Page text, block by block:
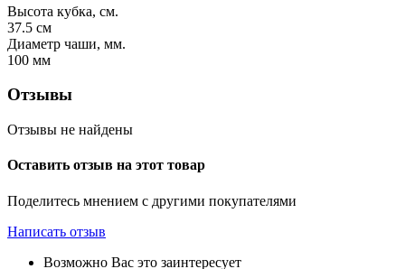
Высота кубка, см.
37.5 см
Диаметр чаши, мм.
100 мм
Отзывы
Отзывы не найдены
Оставить отзыв на этот товар
Поделитесь мнением с другими покупателями
Написать отзыв
Возможно Вас это заинтересует